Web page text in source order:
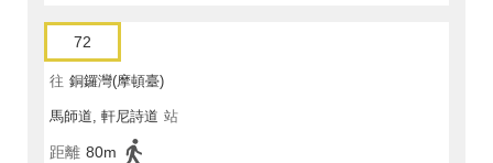
72
往 銅鑼灣(摩頓臺)
馬師道, 軒尼詩道 站
距離 80m